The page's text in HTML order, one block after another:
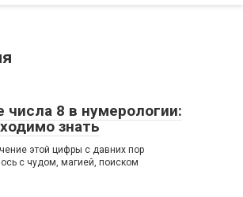
числа 8 в нумерологии:
знать
этой цифры с давних пор
с чудом, магией, поиском